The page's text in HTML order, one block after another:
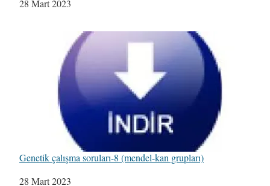
Tarih
28 Mart 2023
Genetik çalışma soruları-8 (mendel-kan grupları)
Tarih
28 Mart 2023